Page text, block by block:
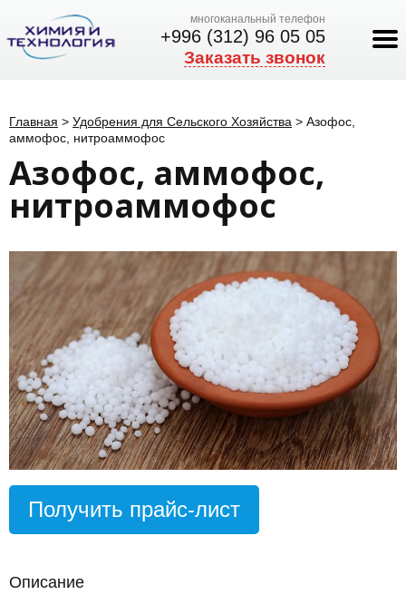
многоканальный телефон
+996 (312) 96 05 05
Заказать звонок
Главная > Удобрения для Сельского Хозяйства > Азофос,
аммофос, нитроаммофос
Азофос, аммофос,
нитроаммофос
Получить прайс-лист
Описание